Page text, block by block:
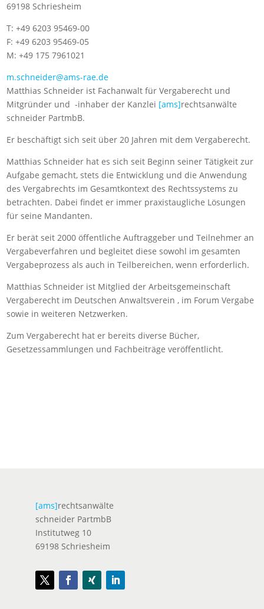
69198 Schriesheim
T: +49 6203 95469-00
F: +49 6203 95469-05
M: +49 175 7961021
m.schneider@ams-rae.de
Matthias Schneider ist Fachanwalt für Vergaberecht und
Mitgründer und -inhaber der Kanzlei [ams]rechtsanwälte
schneider PartmbB.
Er beschäftigt sich seit über 20 Jahren mit dem Vergaberecht.
Matthias Schneider hat es sich seit Beginn seiner Tätigkeit zur
Aufgabe gemacht, stets die Entwicklung und die Anwendung
des Vergabrechts im Gesamtkontext des Rechtssystems zu
betrachten. Dabei findet er immer praxistaugliche Lösungen
für seine Mandanten.
Er berät seit 2000 öffentliche Auftraggeber und Teilnehmer an
Vergabeverfahren und begleitet diese sowohl im gesamten
Vergabeprozess als auch in Teilbereichen, wenn erforderlich.
Matthias Schneider ist Mitglied der Arbeitsgemeinschaft
Vergaberecht im Deutschen Anwaltsverein , im Forum Vergabe
sowie in weiteren Netzwerken.
Zum Vergaberecht hat er bereits diverse Bücher,
Gesetzessammlungen und Fachbeiträge veröffentlicht.
[ams]rechtsanwälte
schneider PartmbB
Institutweg 10
69198 Schriesheim